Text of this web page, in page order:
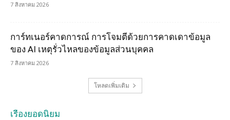
7 สิงหาคม 2026
การ์ทเนอร์คาดการณ์ การโจมตีด้วยการคาดเดาข้อมูล
ของ AI เหตุรั่วไหลของข้อมูลส่วนบุคคล
7 สิงหาคม 2026
โหลดเพิ่มเติม
เรื่องยอดนิยม